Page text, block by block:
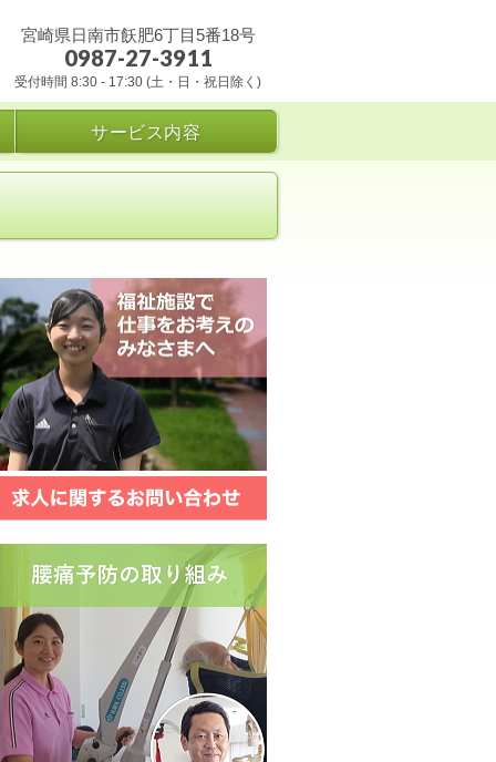
宮崎県日南市飫肥6丁目5番18号
0987-27-3911
受付時間 8:30 - 17:30 (土・日・祝日除く)
サービス内容